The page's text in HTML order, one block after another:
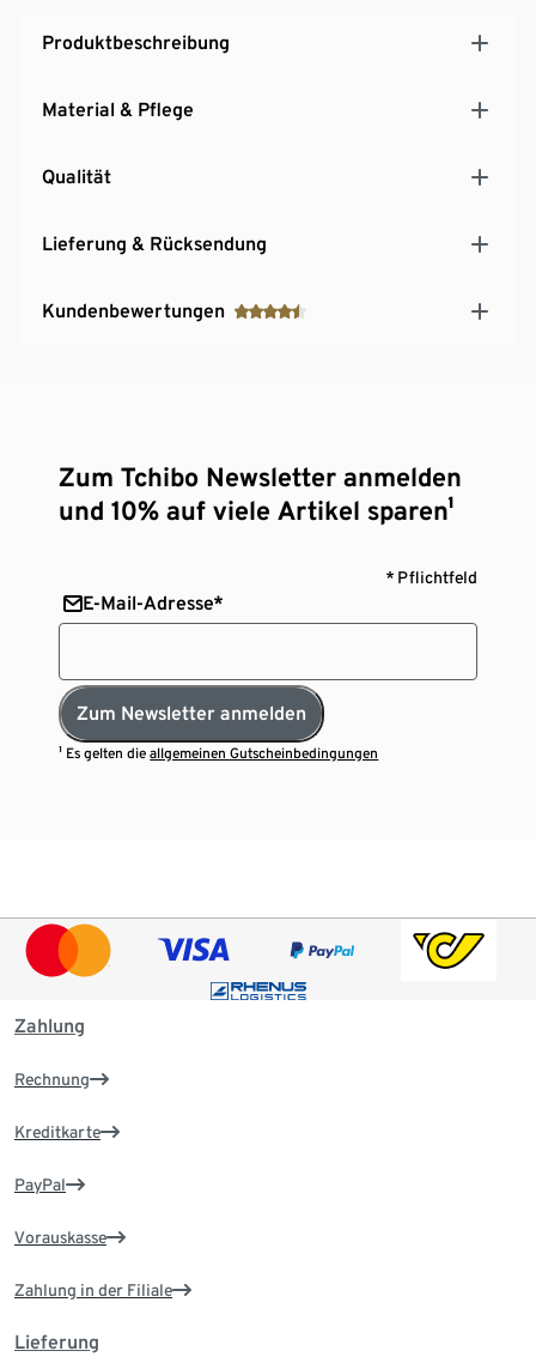
Produktbeschreibung
Material & Pflege
Qualität
Lieferung & Rücksendung
Kundenbewertungen
Zum Tchibo Newsletter anmelden
und 10% auf viele Artikel sparen¹
* Pflichtfeld
E-Mail-Adresse*
Zum Newsletter anmelden
¹ Es gelten dieallgemeinen Gutscheinbedingungen
Zahlung
Rechnung
Kreditkarte
PayPal
Vorauskasse
Zahlung in der Filiale
Lieferung